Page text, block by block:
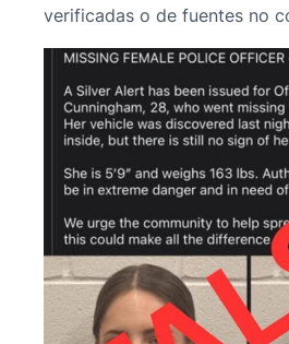
verificadas o de fuentes no